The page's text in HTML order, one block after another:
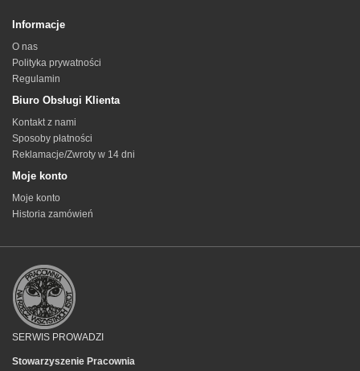
Informacje
O nas
Polityka prywatności
Regulamin
Biuro Obsługi Klienta
Kontakt z nami
Sposoby płatności
Reklamacje/Zwroty w 14 dni
Moje konto
Moje konto
Historia zamówień
SERWIS PROWADZI
Stowarzyszenie Pracownia